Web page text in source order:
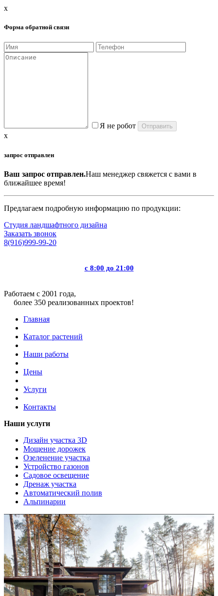
x
Форма обратной связи
Я не робот
x
запрос отправлен
Ваш запрос отправлен.Наш менеджер свяжется с вами в
ближайшее время!
Предлагаем подробную информацию по продукции:
Студия ландшафтного дизайна
Заказать звонок
8(916)999-99-20
с 8:00 до 21:00
Работаем с 2001 года,
более 350 реализованных проектов!
Главная
Каталог растений
Наши работы
Цены
Услуги
Контакты
Наши услуги
Дизайн участка 3D
Мощение дорожек
Озеленение участка
Устройство газонов
Садовое освещение
Дренаж участка
Автоматический полив
Альпинарии